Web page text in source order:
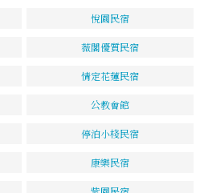
悅園民宿
薇閣優質民宿
情定花蓮民宿
公教會館
停泊小棧民宿
康樂民宿